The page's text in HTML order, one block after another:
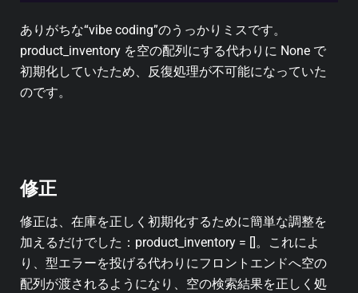
ありがちな“vibe coding”のうっかりミスです。
product_inventory を空の配列にする代わりに None で
初期化していたため、反復処理が不可能になっていた
のです。
修正
修正は、在庫を正しく初期化するために簡単な調整を
加えるだけでした：product_inventory = []。これによ
り、型エラーを投げる代わりにフロントエンドへ空の
配列が渡されるようになり、空の検索結果を正しく処